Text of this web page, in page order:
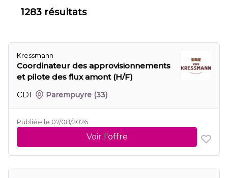
1283 résultats
Kressmann
Coordinateur des approvisionnements
et pilote des flux amont (H/F)
CDI
Parempuyre (33)
Publiée le 07/08/2026
Voir l'offre